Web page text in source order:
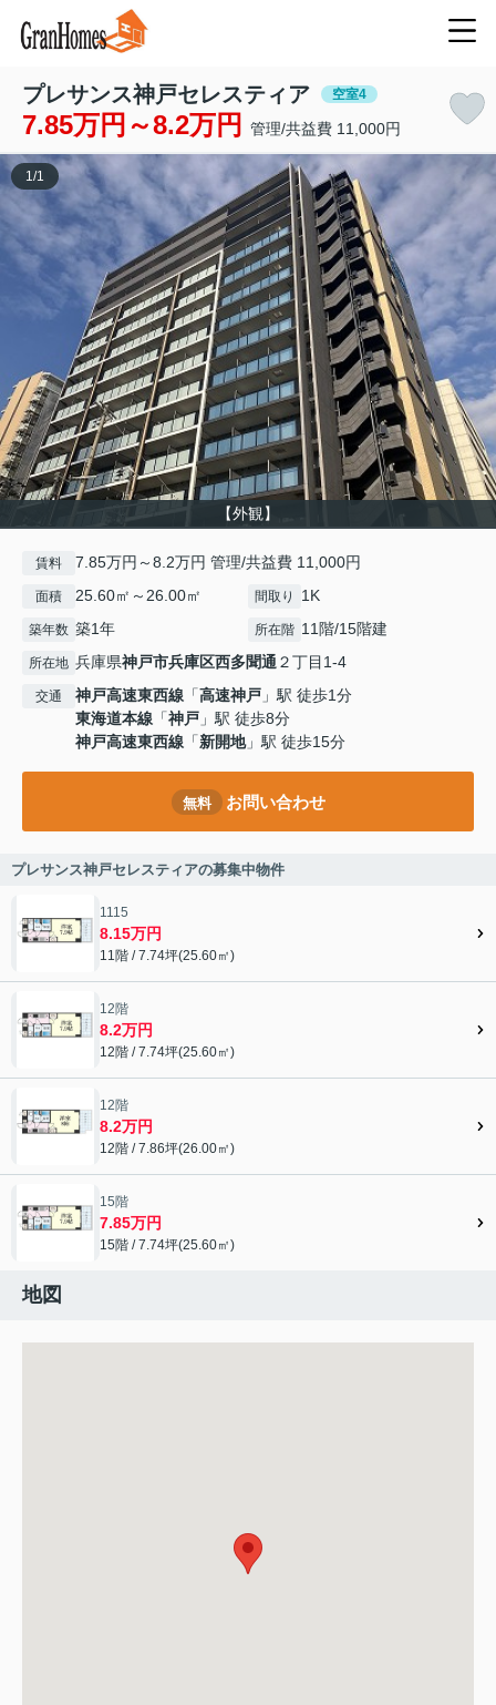
プレサンス神戸セレスティア 空室4
7.85万円～8.2万円 管理/共益費 11,000円
【外観】
1 /1
賃料 7.85万円～8.2万円 管理/共益費 11,000円
面積 25.60㎡～26.00㎡ 間取り 1K
築年数 築1年 所在階 11階/15階建
所在地 兵庫県神戸市兵庫区西多聞通 ２丁目1-4
交通 神戸高速東西線 「高速神戸 」駅 徒歩1分
東海道本線 「神戸 」駅 徒歩8分
神戸高速東西線 「新開地」駅 徒歩15分
無料 お問い合わせ
プレサンス神戸セレスティアの募集中物件
1115
8.15万円
11階 / 7.74坪(25.60㎡)
12階
8.2万円
12階 / 7.74坪(25.60㎡)
12階
8.2万円
12階 / 7.86坪(26.00㎡)
15階
7.85万円
15階 / 7.74坪(25.60㎡)
地図